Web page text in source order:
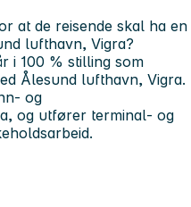
at de reisende skal ha en
lufthavn, Vigra?
i 100 % stilling som
Ålesund lufthavn, Vigra.
og
og utfører terminal- og